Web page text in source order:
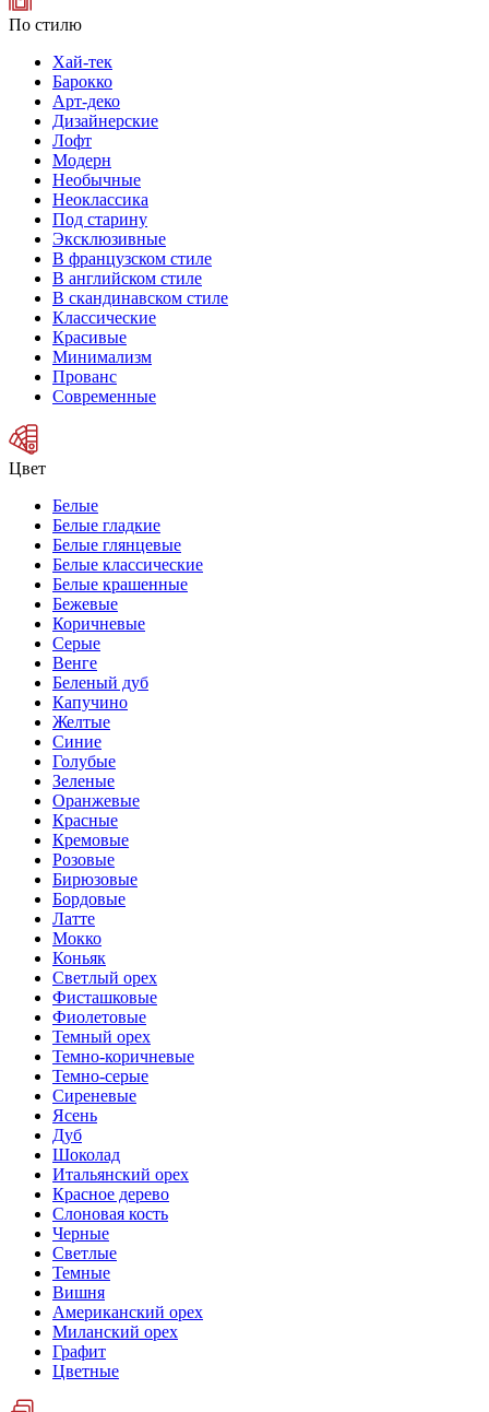
По стилю
Хай-тек
Барокко
Арт-деко
Дизайнерские
Лофт
Модерн
Необычные
Неоклассика
Под старину
Эксклюзивные
В французском стиле
В английском стиле
В скандинавском стиле
Классические
Красивые
Минимализм
Прованс
Современные
Цвет
Белые
Белые гладкие
Белые глянцевые
Белые классические
Белые крашенные
Бежевые
Коричневые
Серые
Венге
Беленый дуб
Капучино
Желтые
Синие
Голубые
Зеленые
Оранжевые
Красные
Кремовые
Розовые
Бирюзовые
Бордовые
Латте
Мокко
Коньяк
Светлый орех
Фисташковые
Фиолетовые
Темный орех
Темно-коричневые
Темно-серые
Сиреневые
Ясень
Дуб
Шоколад
Итальянский орех
Красное дерево
Слоновая кость
Черные
Светлые
Темные
Вишня
Американский орех
Миланский орех
Графит
Цветные